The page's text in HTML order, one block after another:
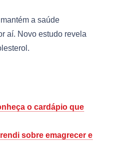
a saúde
aí. Novo estudo revela
o cardápio que
sobre emagrecer e